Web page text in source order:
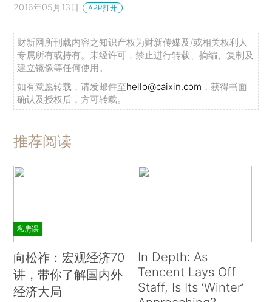
2016年05月13日 APP打开
财新网所刊载内容之知识产权为财新传媒及/或相关权利人
专属所有或持有。未经许可，禁止进行转载、摘编、复制及
建立镜像等任何使用。
如有意愿转载，请发邮件至hello@caixin.com ，获得书面
确认及授权后，方可转载。
推荐阅读
私房课
向松祚：宏观经济70
讲，带你了解国内外
经济大局
In Depth: As
Tencent Lays Off
Staff, Is Its ‘Winter’